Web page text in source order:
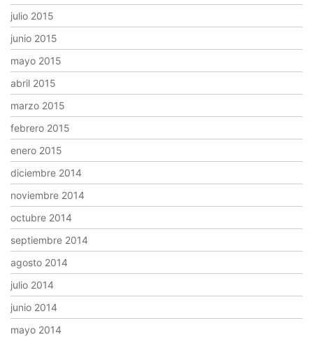
julio 2015
junio 2015
mayo 2015
abril 2015
marzo 2015
febrero 2015
enero 2015
diciembre 2014
noviembre 2014
octubre 2014
septiembre 2014
agosto 2014
julio 2014
junio 2014
mayo 2014